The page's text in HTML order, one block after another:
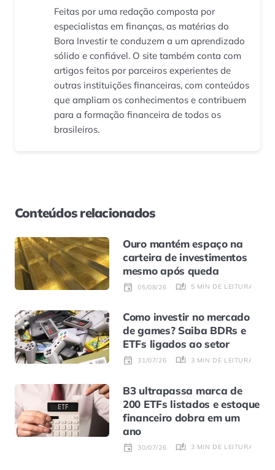
Feitas por uma redação composta por
especialistas em finanças, as matérias do
Bora Investir te conduzem a um aprendizado
sólido e confiável. O site também conta com
artigos feitos por parceiros experientes de
outras instituições financeiras, com conteúdos
que ampliam os conhecimentos e contribuem
para a formação financeira de todos os
brasileiros.
Conteúdos relacionados
Ouro mantém espaço na
carteira de investimentos
mesmo após queda
05/08/26 5 MIN DE LEITURA
Como investir no mercado
de games? Saiba BDRs e
ETFs ligados ao setor
31/07/26 3 MIN DE LEITURA
B3 ultrapassa marca de
200 ETFs listados e estoque
financeiro dobra em um
ano
30/07/26 3 MIN DE LEITURA